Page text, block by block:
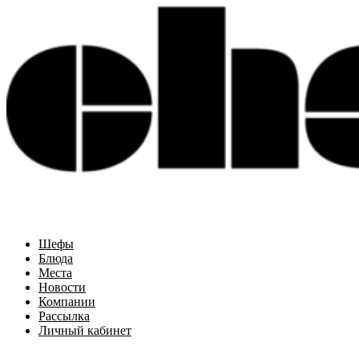
Шефы
Блюда
Места
Новости
Компании
Рассылка
Личный кабинет